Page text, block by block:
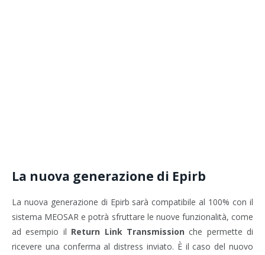
La nuova generazione di Epirb
La nuova generazione di Epirb sarà compatibile al 100% con il
sistema MEOSAR e potrà sfruttare le nuove funzionalità, come
ad esempio il Return Link Transmission che permette di
ricevere una conferma al distress inviato. È il caso del nuovo